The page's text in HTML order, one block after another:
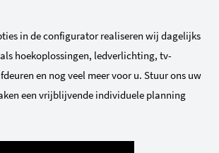
in de configurator realiseren wij dagelijks
hoekoplossingen, ledverlichting, tv-
en nog veel meer voor u. Stuur ons uw
een vrijblijvende individuele planning